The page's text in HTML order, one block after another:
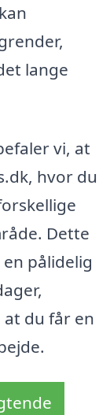
lange
vi, at
hvor du
Dette
pålidelig
du får en